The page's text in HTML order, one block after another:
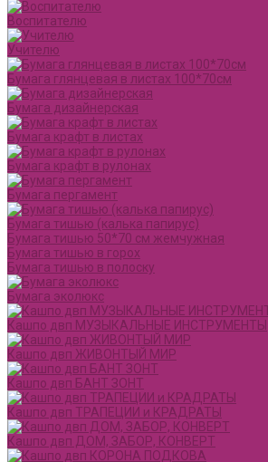
Воспитателю
Учителю
Бумага глянцевая в листах 100*70см
Бумага дизайнерская
Бумага крафт в листах
Бумага крафт в рулонах
Бумага пергамент
Бумага тишью (калька папирус)
Бумага тишью 50*70 см жемчужная
Бумага тишью в горох
Бумага тишью в полоску
Бумага эколюкс
Кашпо двп МУЗЫКАЛЬНЫЕ ИНСТРУМЕНТЫ
Кашпо двп ЖИВОНТЫЙ МИР
Кашпо двп БАНТ ЗОНТ
Кашпо двп ТРАПЕЦИИ и КРАДРАТЫ
Кашпо двп ДОМ, ЗАБОР, КОНВЕРТ